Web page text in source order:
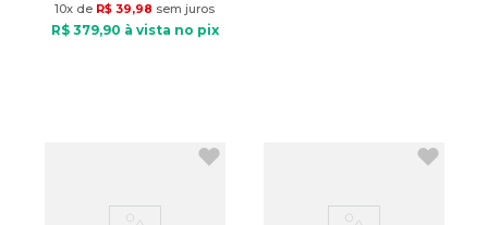
10x de R$ 39,98 sem juros
R$ 379,90 à vista no pix